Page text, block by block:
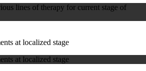
lines of therapy for current stage of
at localized stage
at localized stage